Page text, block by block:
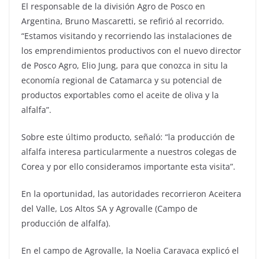
El responsable de la división Agro de Posco en
Argentina, Bruno Mascaretti, se refirió al recorrido.
“Estamos visitando y recorriendo las instalaciones de
los emprendimientos productivos con el nuevo director
de Posco Agro, Elio Jung, para que conozca in situ la
economía regional de Catamarca y su potencial de
productos exportables como el aceite de oliva y la
alfalfa”.
Sobre este último producto, señaló: “la producción de
alfalfa interesa particularmente a nuestros colegas de
Corea y por ello consideramos importante esta visita”.
En la oportunidad, las autoridades recorrieron Aceitera
del Valle, Los Altos SA y Agrovalle (Campo de
producción de alfalfa).
En el campo de Agrovalle, la Noelia Caravaca explicó el